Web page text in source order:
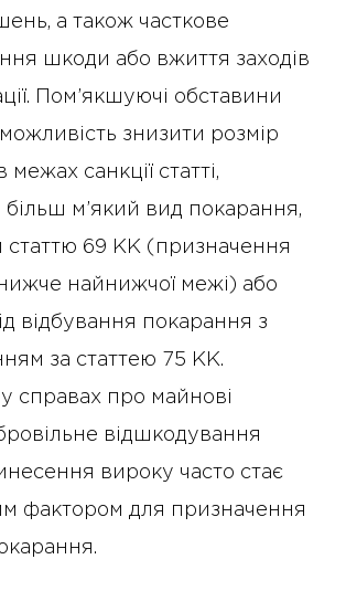
а також часткове
шкоди або вжиття заходів
Пом’якшуючі обставини
знизити розмір
санкції статті,
більш м’який вид покарання,
статтю 69 КК (призначення
найнижчої межі) або
відбування покарання з
за статтею 75 КК.
справах про майнові
відшкодування
вироку часто стає
фактором для призначення